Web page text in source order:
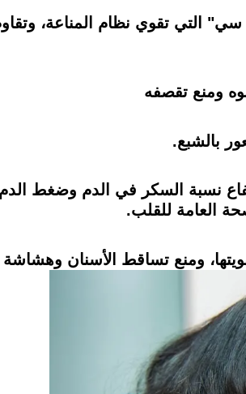
التي تقوي نظام المناعة،
ومنع تقصفه
بالشبع.
نسبة السكر في الدم وضغط الدم
العامة للقلب.
ومنع تساقط الأسنان وهشاشة